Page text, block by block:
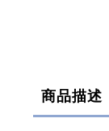
商品描述